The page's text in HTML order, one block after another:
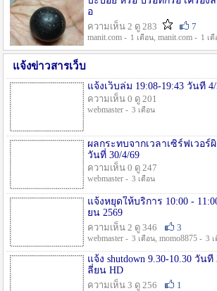
อ
ความเห็น 2 ดู 283
7
manit.com - 1 เดือน, manit.com - 1 เดื
แจ้งข่าวสารเว็บ
แจ้งเว็บล่ม 19:08-19:43 วันที่ 4/
ความเห็น 0 ดู 201
webmaster - 3 เดือน
ผลกระทบจากเวลาเซิร์ฟเวอร์ผิ
วันที่ 30/4/69
ความเห็น 0 ดู 247
webmaster - 3 เดือน
แจ้งหยุดให้บริการ 10:00 -
ยน 2569
ความเห็น 2 ดู 346
3
webmaster - 3 เดือน, momo8875 - 3
แจ้ง shutdown 9.30-10.30 วันที่
ลี่ยน HD
ความเห็น 3 ดู 256
1